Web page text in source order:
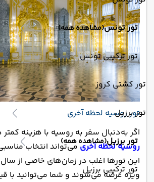
تور تونس(مشاهده همه)
تور ترکیبی تونس
تور کشتی کروز
تور برزیل
تور برزیل(مشاهده همه)
تور ترکیبی برزیل
تور روسیه لحظه آخری
اگر به‌دنبال سفر به روسیه با هزینه
روسیه لحظه آخریمی‌تواند انتخاب
این تورها اغلب در زمان‌های خاصی از
ویژه عرضه می‌شوند و شما می‌توانید با